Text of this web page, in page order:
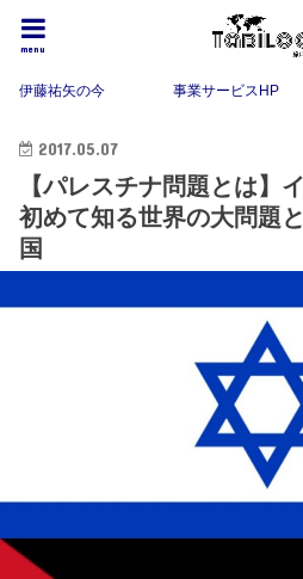
menu
伊藤祐矢の今 事業サービスHP
2017.05.07
【パレスチナ問題とは】
初めて知る世界の大問題
国